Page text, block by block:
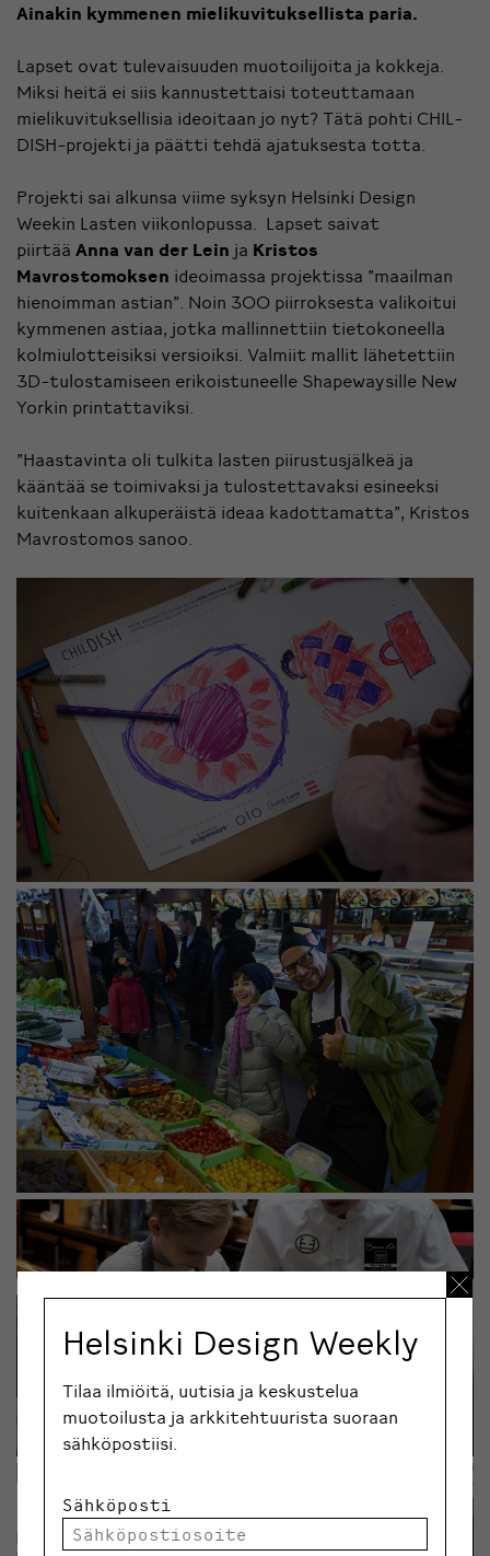
Ainakin kymmenen mielikuvituksellista paria.
Lapset ovat tulevaisuuden muotoilijoita ja kokkeja.
Miksi heitä ei siis kannustettaisi toteuttamaan
mielikuvituksellisia ideoitaan jo nyt? Tätä pohti CHIL-
DISH-projekti ja päätti tehdä ajatuksesta totta.
Projekti sai alkunsa viime syksyn Helsinki Design
Weekin Lasten viikonlopussa. Lapset saivat
piirtää Anna van der Lein ja Kristos
Mavrostomoksen ideoimassa projektissa ”maailman
hienoimman astian”. Noin 300 piirroksesta valikoitui
kymmenen astiaa, jotka mallinnettiin tietokoneella
kolmiulotteisiksi versioiksi. Valmiit mallit lähetettiin
3D-tulostamiseen erikoistuneelle Shapewaysille New
Yorkin printattaviksi.
”Haastavinta oli tulkita lasten piirustusjälkeä ja
kääntää se toimivaksi ja tulostettavaksi esineeksi
kuitenkaan alkuperäistä ideaa kadottamatta”, Kristos
Mavrostomos sanoo.
Helsinki Design Weekly
Tilaa ilmiöitä, uutisia ja keskustelua
muotoilusta ja arkkitehtuurista suoraan
sähköpostiisi.
Sähköposti